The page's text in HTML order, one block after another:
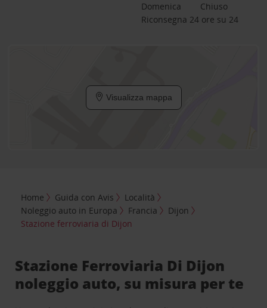
Domenica
Chiuso
Riconsegna 24 ore su 24
Visualizza mappa
Home Guida con Avis
Località
Noleggio auto in Europa
Francia
Dijon
Stazione ferroviaria di Dijon
Stazione Ferroviaria Di Dijon
noleggio auto, su misura per te